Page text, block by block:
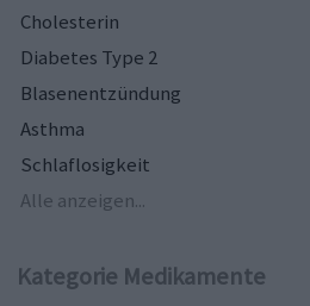
Cholesterin
Diabetes Type 2
Blasenentzündung
Asthma
Schlaflosigkeit
Alle anzeigen...
Kategorie Medikamente